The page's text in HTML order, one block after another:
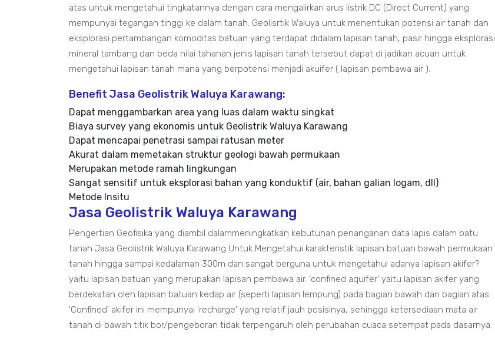
atas untuk mengetahui tingkatannya dengan cara mengalirkan arus listrik DC (Direct Current) yang
mempunyai tegangan tinggi ke dalam tanah. Geolisrtik Waluya untuk menentukan potensi air tanah dan
eksplorasi pertambangan komoditas batuan yang terdapat didalam lapisan tanah, pasir hingga eksplorasi
mineral tambang dan beda nilai tahanan jenis lapisan tanah tersebut dapat di jadikan acuan untuk
mengetahui lapisan tanah mana yang berpotensi menjadi akuifer ( lapisan pembawa air ).
Benefit Jasa Geolistrik Waluya Karawang:
Dapat menggambarkan area yang luas dalam waktu singkat
Biaya survey yang ekonomis untuk Geolistrik Waluya Karawang
Dapat mencapai penetrasi sampai ratusan meter
Akurat dalam memetakan struktur geologi bawah permukaan
Merupakan metode ramah lingkungan
Sangat sensitif untuk eksplorasi bahan yang konduktif (air, bahan galian logam, dll)
Metode Insitu
Jasa Geolistrik Waluya Karawang
Pengertian Geofisika yang diambil dalammeningkatkan kebutuhan penanganan data lapis dalam batu
tanah Jasa Geolistrik Waluya Karawang Untuk Mengetahui karakteristik lapisan batuan bawah permukaan
tanah hingga sampai kedalaman 300m dan sangat berguna untuk mengetahui adanya lapisan akifer?
yaitu lapisan batuan yang merupakan lapisan pembawa air. 'confined aquifer' yaitu lapisan akifer yang
berdekatan oleh lapisan batuan kedap air (seperti lapisan lempung) pada bagian bawah dan bagian atas.
'Confined' akifer ini mempunyai 'recharge' yang relatif jauh posisinya, sehingga ketersediaan mata air
tanah di bawah titik bor/pengeboran tidak terpengaruh oleh perubahan cuaca setempat pada dasarnya.